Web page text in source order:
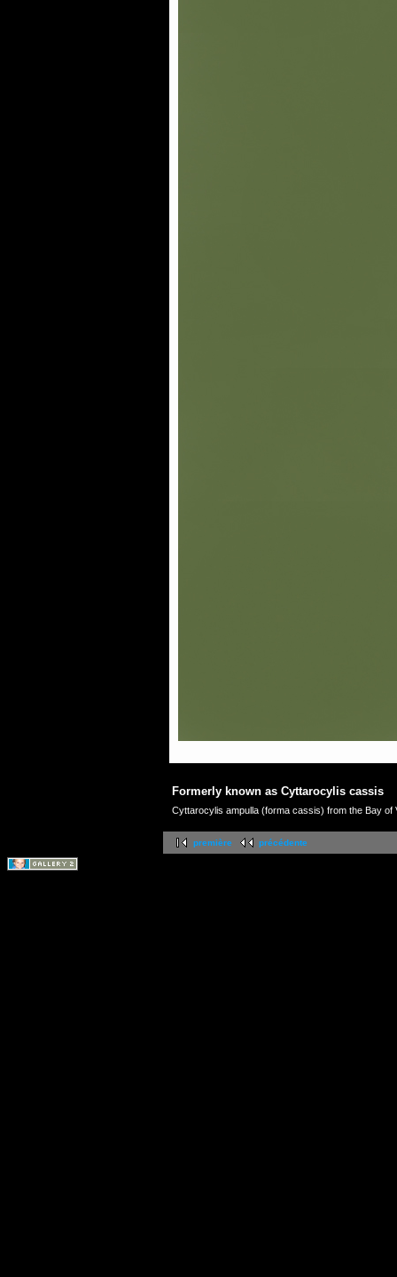
Formerly known as Cyttarocylis cassis
Cyttarocylis ampulla (forma cassis) from the Bay
première précédente